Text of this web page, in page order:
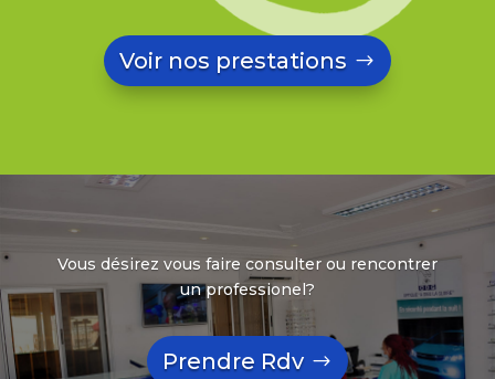
Voir nos prestations
Vous désirez vous faire consulter ou rencontrer
un professionel?
Prendre Rdv